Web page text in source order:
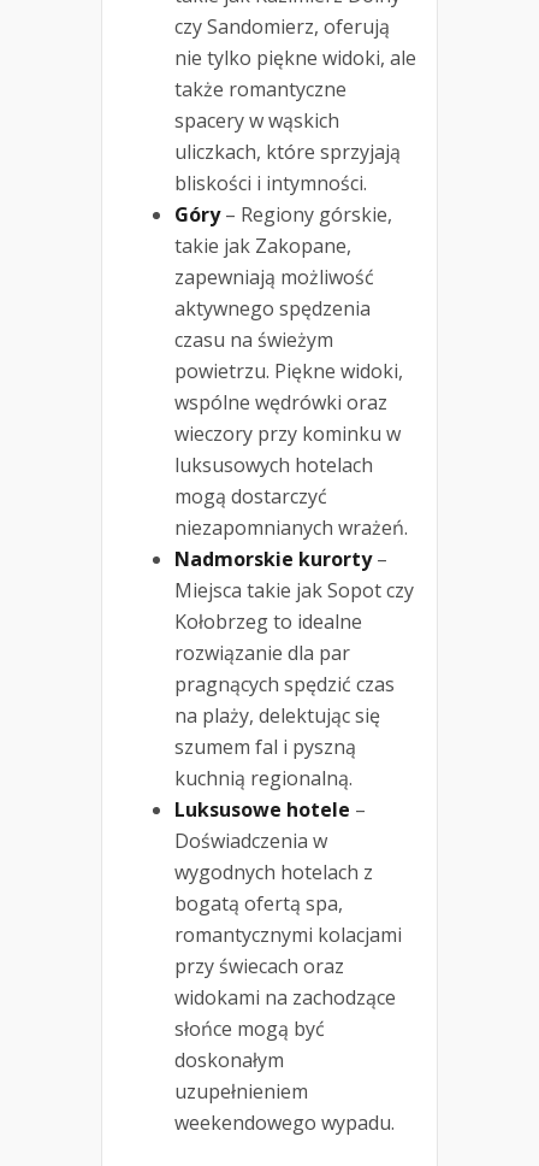
czy Sandomierz, oferują
nie tylko piękne widoki, ale
także romantyczne
spacery w wąskich
uliczkach, które sprzyjają
bliskości i intymności.
Góry– Regiony górskie,
takie jak Zakopane,
zapewniają możliwość
aktywnego spędzenia
czasu na świeżym
powietrzu. Piękne widoki,
wspólne wędrówki oraz
wieczory przy kominku w
luksusowych hotelach
mogą dostarczyć
niezapomnianych wrażeń.
Nadmorskie kurorty–
Miejsca takie jak Sopot czy
Kołobrzeg to idealne
rozwiązanie dla par
pragnących spędzić czas
na plaży, delektując się
szumem fal i pyszną
kuchnią regionalną.
Luksusowe hotele –
Doświadczenia w
wygodnych hotelach z
bogatą ofertą spa,
romantycznymi kolacjami
przy świecach oraz
widokami na zachodzące
słońce mogą być
doskonałym
uzupełnieniem
weekendowego wypadu.